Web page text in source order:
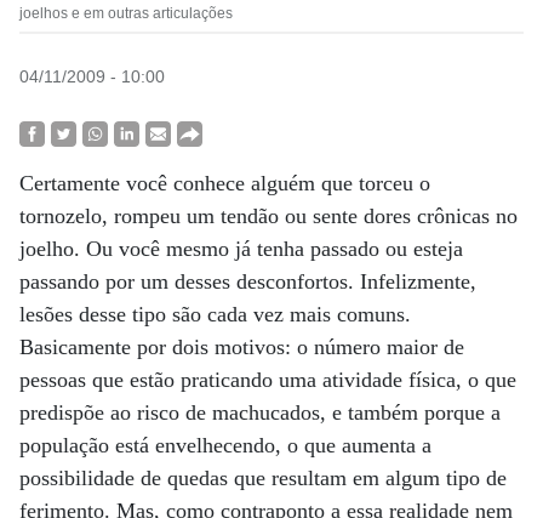
joelhos e em outras articulações
04/11/2009 - 10:00
Certamente você conhece alguém que torceu o
tornozelo, rompeu um tendão ou sente dores crônicas no
joelho. Ou você mesmo já tenha passado ou esteja
passando por um desses desconfortos. Infelizmente,
lesões desse tipo são cada vez mais comuns.
Basicamente por dois motivos: o número maior de
pessoas que estão praticando uma atividade física, o que
predispõe ao risco de machucados, e também porque a
população está envelhecendo, o que aumenta a
possibilidade de quedas que resultam em algum tipo de
ferimento. Mas, como contraponto a essa realidade nem